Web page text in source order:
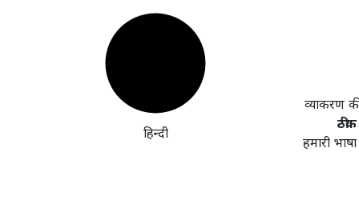
हिन्दी
व्याकरण
हमारी